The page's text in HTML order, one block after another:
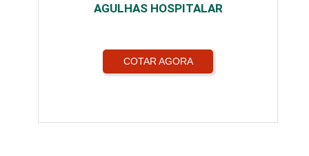
AGULHAS HOSPITALAR
COTAR AGORA